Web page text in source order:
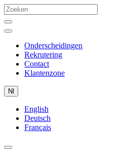
Onderscheidingen
Rekrutering
Contact
Klantenzone
Nl
English
Deutsch
Français